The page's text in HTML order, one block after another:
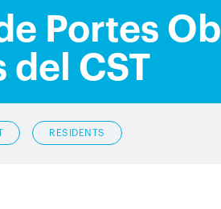
Portes
del CST
RESIDENTS